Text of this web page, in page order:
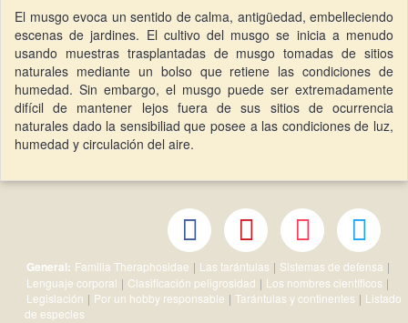
El musgo evoca un sentido de calma, antigüedad, embelleciendo
escenas de jardines. El cultivo del musgo se inicia a menudo
usando muestras trasplantadas de musgo tomadas de sitios
naturales mediante un bolso que retiene las condiciones de
humedad. Sin embargo, el musgo puede ser extremadamente
difícil de mantener lejos fuera de sus sitios de ocurrencia
naturales dado la sensibiliad que posee a las condiciones de luz,
humedad y circulación del aire.
General: Familia Theraphosidae | Las tarántulas | Sistemas de defensa |
Lenguaje corporal | Clasificación peligrosidad | Los nombres científicos |
Legislación | Por un hobby responsable | Tarántulas y continentes | Listado
de especies